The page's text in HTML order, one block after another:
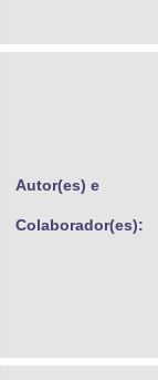
Autor(es) e
Colaborador(es):